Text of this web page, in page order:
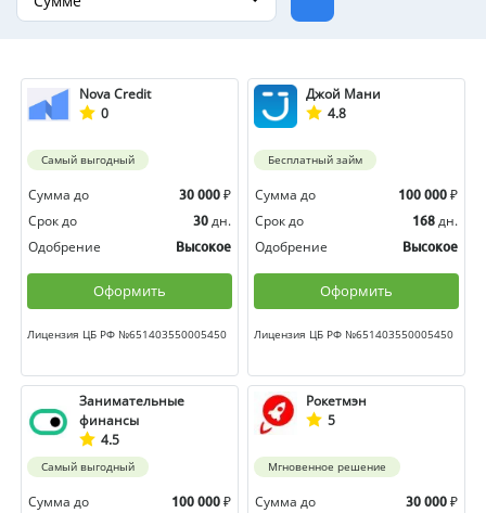
Nova Credit
0
Самый выгодный
Сумма до 30 000 ₽
Срок до
30 дн.
Одобрение
Высокое
Оформить
Лицензия ЦБ РФ №651403550005450
Джой Мани
4.8
Бесплатный займ
Сумма до 100 000 ₽
Срок до
168 дн.
Одобрение
Высокое
Оформить
Лицензия ЦБ РФ №651403550005450
Занимательные
финансы
4.5
Самый выгодный
Сумма до 100 000 ₽
Рокетмэн
5
Мгновенное решение
Сумма до 30 000 ₽